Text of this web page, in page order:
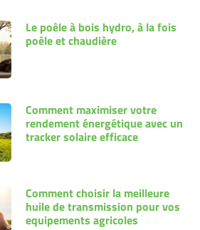
Le poêle à bois hydro, à la fois
poêle et chaudière
Comment maximiser votre
rendement énergétique avec un
tracker solaire efficace
Comment choisir la meilleure
huile de transmission pour vos
equipements agricoles